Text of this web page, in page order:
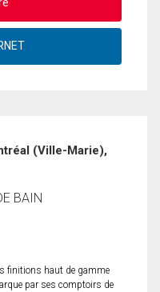
(Ville-Marie),
BAIN
finitions haut de gamme
par ses comptoirs de